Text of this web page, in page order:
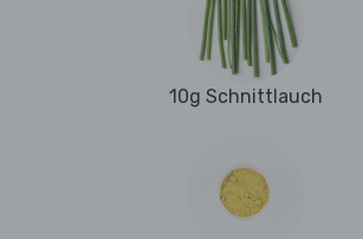
10g Schnittlauch